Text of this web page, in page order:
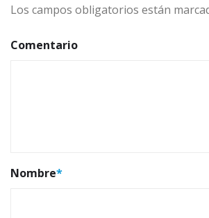
Los campos obligatorios están
Comentario
Nombre*